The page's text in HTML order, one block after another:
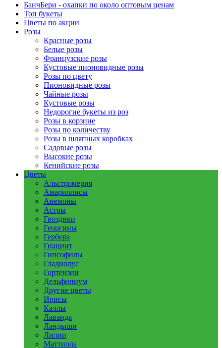
БанчБери - охапки по около оптовым ценам
Топ букеты
Цветы по акции
Розы
Красные розы
Белые розы
Французские розы
Кустовые пионовидные розы
Розы по цвету
Пионовидные розы
Чайные розы
Кустовые розы
Недорогие букеты из роз
Розы в корзине
Розы по количеству
Розы в шляпных коробках
Садовые розы
Высокие розы
Кенийские розы
Цветы
Альстромерия
Амариллисы
Анемоны
Астры
Гвоздики
Георгины
Гербера
Гиацинт
Гипсофилы
Гладиолус
Гортензии
Дельфиниум
Другие цветы
Ирисы
Каллы
Лаванда
Ландыши
Лилии
Маттиола